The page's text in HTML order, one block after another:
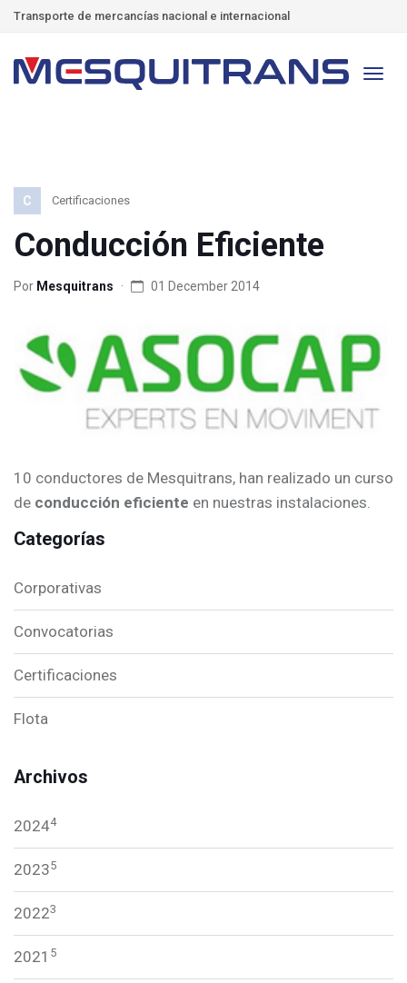
Transporte de mercancías nacional e internacional
C Certificaciones
Conducción Eficiente
Por Mesquitrans 01 December 2014
10 conductores de Mesquitrans, han realizado un curso
de conducción eficiente en nuestras instalaciones.
Categorías
Corporativas
Convocatorias
Certificaciones
Flota
Archivos
20244
20235
20223
2021 5